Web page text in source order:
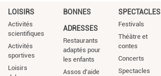
LOISIRS
Activités
scientifiques
Activités
sportives
Loisirs
BONNES
ADRESSES
Restaurants
adaptés pour
les enfants
Assos d'aide
SPECTACLES
Festivals
Théâtre et
contes
Concerts
Spectacles